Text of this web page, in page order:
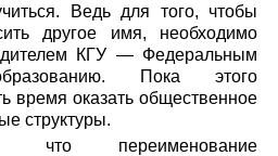
Ведь для того, чтобы
другое имя, необходимо
КГУ — Федеральным
Пока этого
время оказать общественное
структуры.
что переименование